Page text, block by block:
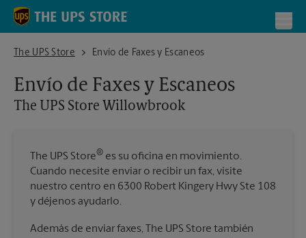
Skip to content
Return to Nav
The UPS Store
The UPS Store WillowbrookEnvío de Faxes y Escaneos
Envío de Faxes y Escaneos
The UPS Store Willowbrook
The UPS Store® es su oficina en movimiento.
Cuando necesite enviar o recibir un fax, visite
nuestro centro en 6300 Robert Kingery Hwy Ste 108
y déjenos ayudarlo.
Además de enviar faxes, The UPS Store también